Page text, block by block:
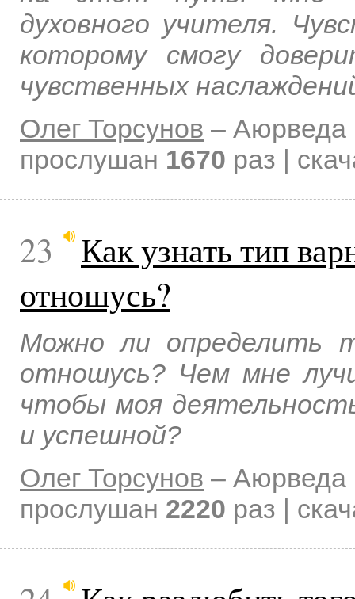
духовного учителя.
которому смогу
чувственных
Олег Торсунов – Аюрведа
прослушан 1670 раз |
23
Как узнать тип
отношусь?
Можно ли определить
отношусь? Чем мне
чтобы моя
и успешной?
Олег Торсунов – Аюрведа
прослушан 2220 раз |